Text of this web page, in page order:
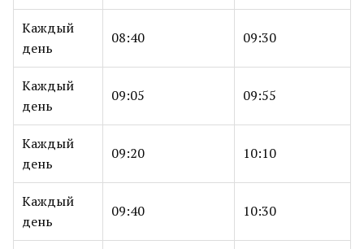
Каждый
день
08:40 09:30
Каждый
день
09:05 09:55
Каждый
день
09:20 10:10
Каждый
день
09:40 10:30